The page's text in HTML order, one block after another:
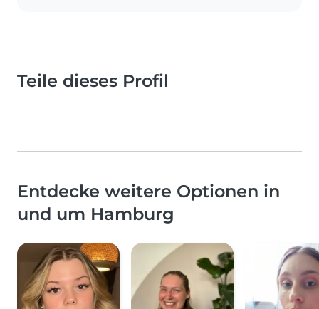
Teile dieses Profil
Entdecke weitere Optionen in
und um Hamburg